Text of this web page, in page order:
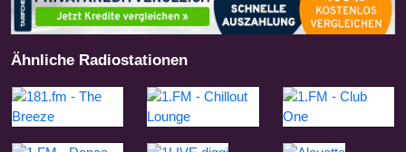
Ähnliche Radiostationen